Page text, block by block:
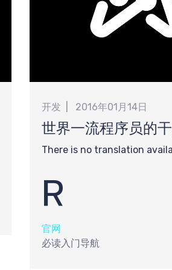
开发 2016年01月14日
世界一流程序员的
There is no translation
R
官网
必读入门导航